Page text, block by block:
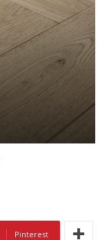
Pinterest